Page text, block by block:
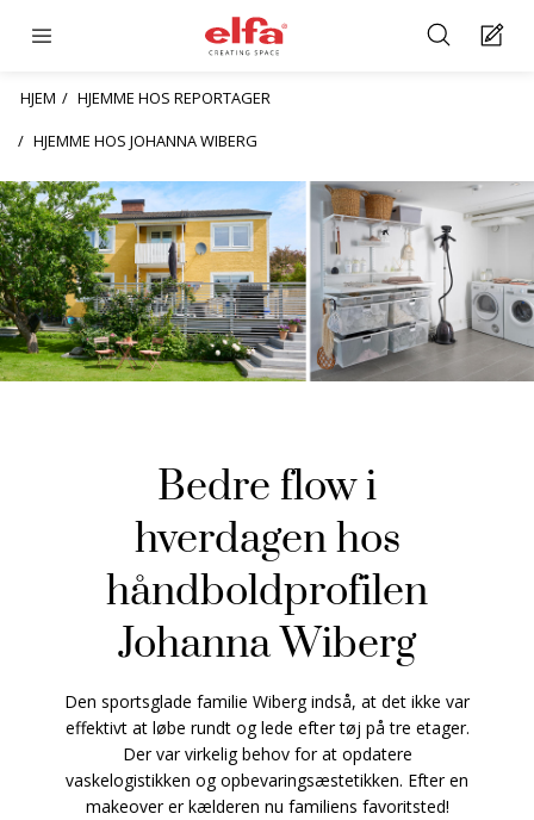
HJEM
HJEMME HOS REPORTAGER
HJEMME HOS JOHANNA WIBERG
Bedre flow i
hverdagen hos
håndboldprofilen
Johanna Wiberg
Den sportsglade familie Wiberg indså, at det ikke var
effektivt at løbe rundt og lede efter tøj på tre etager.
Der var virkelig behov for at opdatere
vaskelogistikken og opbevaringsæstetikken. Efter en
makeover er kælderen nu familiens favoritsted!